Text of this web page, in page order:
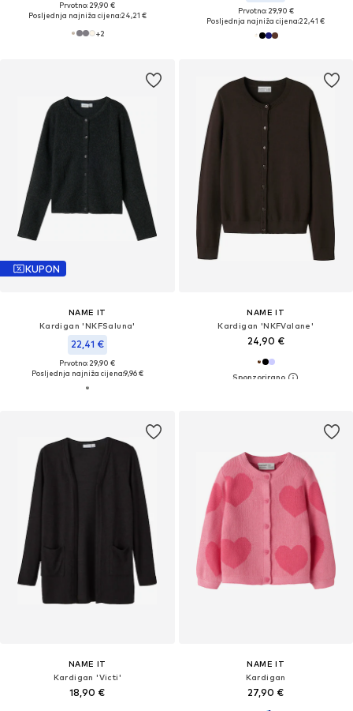
Prvotno: 29,90 €
Posljednja najniža cijena:24,21 €
+2
Prvotno: 29,90 €
Posljednja najniža cijena:22,41 €
KUPON
NAME IT
Kardigan 'NKFSaluna'
22,41 €
Prvotno: 29,90 €
Posljednja najniža cijena:9,96 €
NAME IT
Kardigan 'NKFValane'
24,90 €
NAME IT
Kardigan 'Victi'
18,90 €
NAME IT
Kardigan
27,90 €